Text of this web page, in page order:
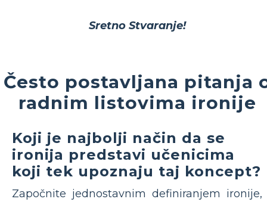
Sretno Stvaranje!
Često postavljana pitanja
radnim listovima ironije
Koji je najbolji način da se
ironija predstavi učenicima
koji tek upoznaju taj koncept?
Započnite jednostavnim definiranjem ironije,